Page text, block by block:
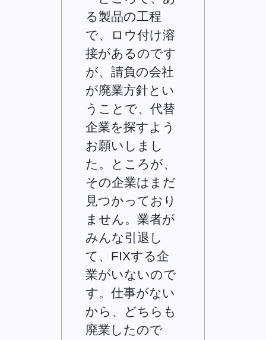
る製品の工程
で、ロウ付け溶
接があるのです
が、請負の会社
が廃業方針とい
うことで、代替
企業を探すよう
お願いしまし
た。ところが、
その企業はまだ
見つかっており
ません。業者が
みんな引退し
て、FIXする企
業がいないので
す。仕事がない
から、どちらも
廃業したので